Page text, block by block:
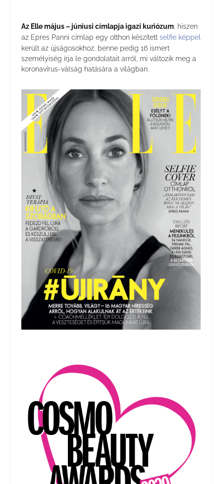
Az Elle május – júniusi címlapja igazi kuriózum, hiszen
az Epres Panni címlap egy otthon készítettselfie képpel
került az újságosokhoz, benne pedig 16 ismert
személyiség írja le gondolatait arról, mi változik meg a
koronavírus-válság hatására a világban.